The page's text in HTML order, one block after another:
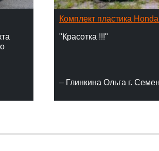
Комплект пластика
"Красотка !!!"
– Глинкина Ольга г.